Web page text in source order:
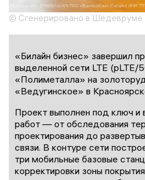
© Сгенерировано в Шедевруме
«Билайн бизнес» завершил
выделенной сети LTE (pLTE/
«Полиметалла» на
«Ведугинское» в
Проект выполнен под ключ и
работ — от обследования
проектирования до
связи. В контуре сети
три мобильные базовые
корректировки зоны